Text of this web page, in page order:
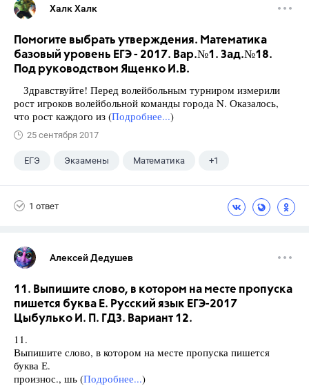
Халк Халк
Помогите выбрать утверждения. Математика
базовый уровень ЕГЭ - 2017. Вар.№1. Зад.№18.
Под руководством Ященко И.В.
Здравствуйте! Перед волейбольным турниром измерили
рост игроков волейбольной команды города N. Оказалось,
что рост каждого из (Подробнее...)
25 сентября 2017
ЕГЭ Экзамены Математика +1
1 ответ
Алексей Дедушев
11. Выпишите слово, в котором на месте пропуска
пишется буква Е. Русский язык ЕГЭ-2017
Цыбулько И. П. ГДЗ. Вариант 12.
11.
Выпишите слово, в котором на месте пропуска пишется
буква Е.
произнос., шь (Подробнее...)